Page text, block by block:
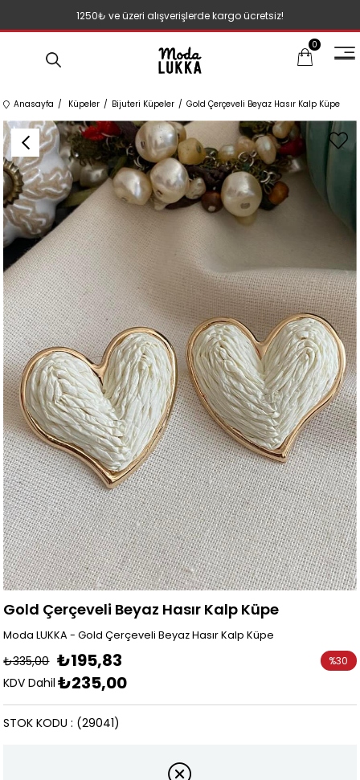
1250₺ ve üzeri alışverişlerde kargo ücretsiz!
0
Anasayfa Küpeler Bijuteri Küpeler Gold Çerçeveli Beyaz Hasır Kalp Küpe
Gold Çerçeveli Beyaz Hasır Kalp Küpe
Moda LUKKA - Gold Çerçeveli Beyaz Hasır Kalp Küpe
₺335,00 ₺195,83
KDV Dahil ₺235,00
%30
(29041)
STOK KODU